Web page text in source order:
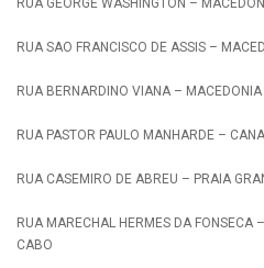
RUA GEORGE WASHINGTON –
RUA SAO FRANCISCO DE ASSIS –
RUA BERNARDINO VIANA –
RUA PASTOR PAULO MANHARDE –
RUA CASEMIRO DE ABREU – PRAIA
RUA MARECHAL HERMES DA FONSECA
CABO